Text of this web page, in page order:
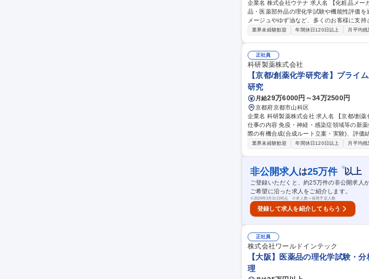
企業名 株式会社ウテナ 求人名 【化粧品メーカー研究開発/溝の口】機能性分析・理化学試験担当 仕事の内容 化粧
品・医薬部外品の理化学試験や機能性評価
メージュやゆず油など、多くのお客様に支持さ
医薬部外品の成分分析、品質評価、有効成
り、市場で評価されるまで見届けられる環境です。 募集職種 【化粧品メーカー研究開発/溝の口】機
化学試験担当
業界未経験歓迎 年間休日120日以上 月平均
正社員
科研製薬株式会社
【京都/創薬化学研究者】プライ
研究
月給29万6000円～34万2500円
京都府京都市山科区
企業名 科研製薬株式会社 求人名 【京都/創薬化学研究者】プライム上場/新薬研究開発・海外売上比率上昇に注力
仕事の内容 免疫・神経・感染症領域等の新
際の有機合成(合成ルート立案・実験)、評価結
物デザイン:活性・物性・薬物動態を考慮し
フィードバック 4.特許関連:特許出願資料の
みも推進中。 募集職種 【京都/創薬
業界未経験歓迎 年間休日120日以上 月平均
非公開求人 は25万件 ※以上
ご登録いただくと、約25万件の非公開求人
ご希望に沿った求人をご紹介します。
※2026年3月31日時点 ※求人数＝採用予定人数
登録して求人を紹介してもらう
正社員
株式会社ワールドインテック
【大阪】医薬品の理化学試験・
理